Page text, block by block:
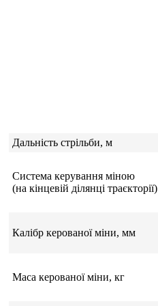
Дальність стрільби, м
Система керування міною
(на кінцевій ділянці траєкторії)
Калібр керованої міни, мм
Маса керованої міни, кг